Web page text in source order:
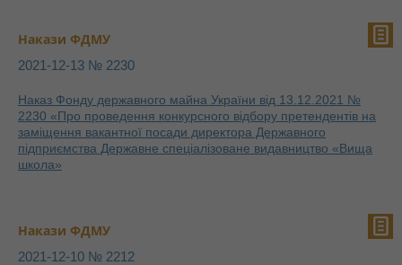
Накази ФДМУ
2021-12-13 № 2230
Наказ Фонду державного майна України від 13.12.2021 №
2230 «Про проведення конкурсного відбору претендентів на
заміщення вакантної посади директора Державного
підприємства Державне спеціалізоване видавництво «Вища
школа»
Накази ФДМУ
2021-12-10 № 2212